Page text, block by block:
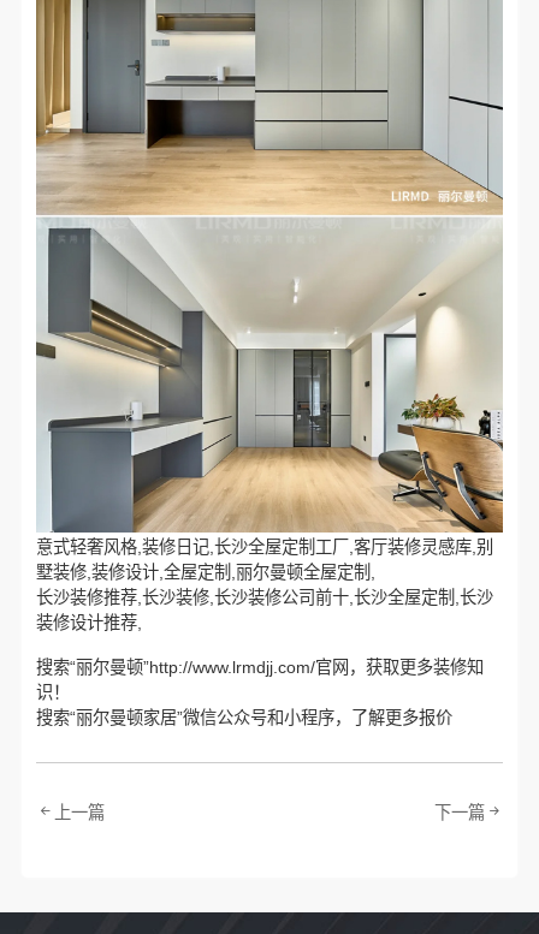
意式轻奢风格,装修日记,长沙全屋定制工厂,客厅装修灵感库,别
墅装修,装修设计,全屋定制,丽尔曼顿全屋定制,
长沙装修推荐,长沙装修,长沙装修公司前十,长沙全屋定制,长沙
装修设计推荐,
搜索“丽尔曼顿”http://www.lrmdjj.com/官网，获取更多装修知
识！
搜索“丽尔曼顿家居”微信公众号和小程序，了解更多报价
上一篇 下一篇